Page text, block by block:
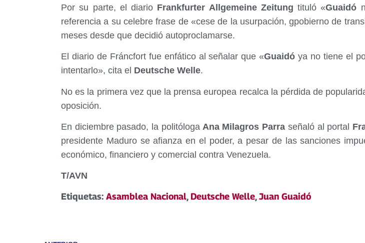
Por su parte, el diario Frankfurter Allgemeine Zeitung tituló «Guaidó
referencia a su celebre frase de «cese de la usurpación, gpobierno de
meses desde que decidió autoproclamarse.
El diario de Fráncfort fue enfático al señalar que «Guaidó ya no tiene el
intentarlo», cita el Deutsche Welle.
No es la primera vez que la prensa europea recalca la pérdida de
oposición.
En diciembre pasado, la politólogaAna Milagros Parra señaló al portal
presidente Maduro se afianza en el poder, a pesar de las sanciones
económico, financiero y comercial contra Venezuela.
T/AVN
Etiquetas: Asamblea Nacional, Deutsche Welle,Juan Guaidó